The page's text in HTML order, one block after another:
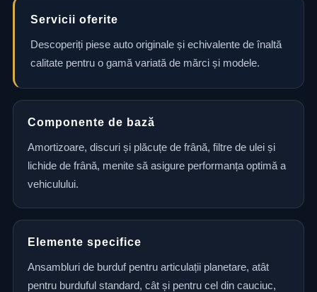
Servicii oferite
Descoperiți piese auto originale și echivalente de înaltă
calitate pentru o gamă variată de mărci și modele.
Componente de bază
Amortizoare, discuri și plăcuțe de frână, filtre de ulei și
lichide de frână, menite să asigure performanța optimă a
vehiculului.
Elemente specifice
Ansambluri de burduf pentru articulații planetare, atât
pentru burduful standard, cât și pentru cel din cauciuc,